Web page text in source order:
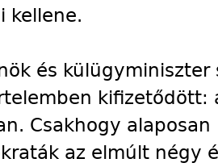
kellene.
és külügyminiszter
kifizetődött:
Csakhogy
az elmúlt négy